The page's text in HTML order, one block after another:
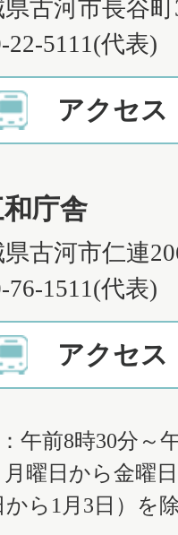
古河市長谷
22-5111(代表)
アクセス
庁舎
古河市仁連
76-1511(代表)
アクセス
午前8時30分～
曜日から金曜
から1月3日）を